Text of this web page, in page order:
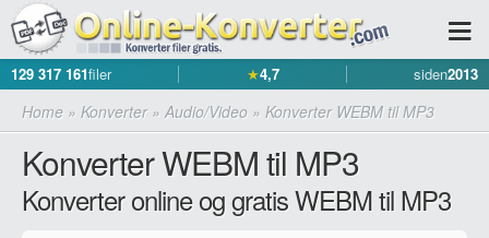
129 317 161filer ★4,7 siden2013
Home » Konverter» Audio/Video » Konverter WEBM til MP3
Konverter WEBM til MP3
Konverter online og gratis WEBM til MP3